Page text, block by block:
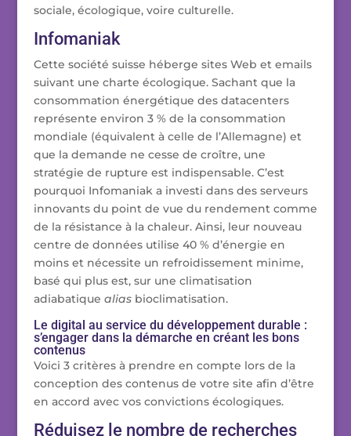
sociale, écologique, voire culturelle.
Infomaniak
Cette société suisse héberge sites Web et emails
suivant une charte écologique. Sachant que la
consommation énergétique des datacenters
représente environ 3 % de la consommation
mondiale (équivalent à celle de l’Allemagne) et
que la demande ne cesse de croître, une
stratégie de rupture est indispensable. C’est
pourquoi Infomaniak a investi dans des serveurs
innovants du point de vue du rendement comme
de la résistance à la chaleur. Ainsi, leur nouveau
centre de données utilise 40 % d’énergie en
moins et nécessite un refroidissement minime,
basé qui plus est, sur une climatisation
adiabatique aliasbioclimatisation.
Le digital au service du développement durable :
s’engager dans la démarche en créant les bons
contenus
Voici 3 critères à prendre en compte lors de la
conception des contenus de votre site afin d’être
en accord avec vos convictions écologiques.
Réduisez le nombre de recherches